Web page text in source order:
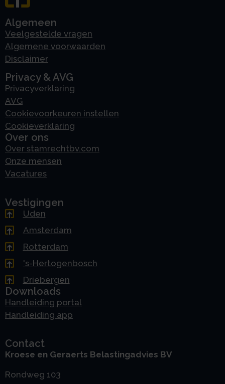
Algemeen
Veelgestelde vragen
Algemene voorwaarden
Disclaimer
Privacy & AVG
Privacyverklaring
AVG
Cookievoorkeuren instellen
Cookieverklaring
Over ons
Over stamrechtbv.com
Onze mensen
Vacatures
Vestigingen
Uden
Amsterdam
Rotterdam
's-Hertogenbosch
Driebergen
Downloads
Handleiding portal
Handleiding app
Contact
Kroese en Geraerts Belastingadvies BV
Rondweg 103